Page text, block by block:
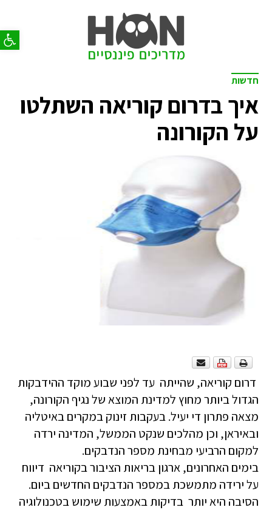
פתח
חדשות
איך בדרום קוריאה השתלטו
על הקורונה
דרום קוריאה, שהייתה עד לפני שבוע מוקד ההידבקות
הגדול ביותר מחוץ למדינת המוצא של נגיף הקורונה,
מצאה פתרון די יעיל. בעקבות זינוק במקרים באיטליה
ובאיראן, וכן מהלכים שנקט הממשל, המדינה ירדה
למקום הרביעי מבחינת מספר הנדבקים.
בימים האחרונים, ארגון בריאות הציבור בקוריאה דיווח
על ירידה מתמשכת במספר הנדבקים החדשים ביום.
הסיבה היא יותר בדיקות באמצעות שימוש בטכנולוגיה